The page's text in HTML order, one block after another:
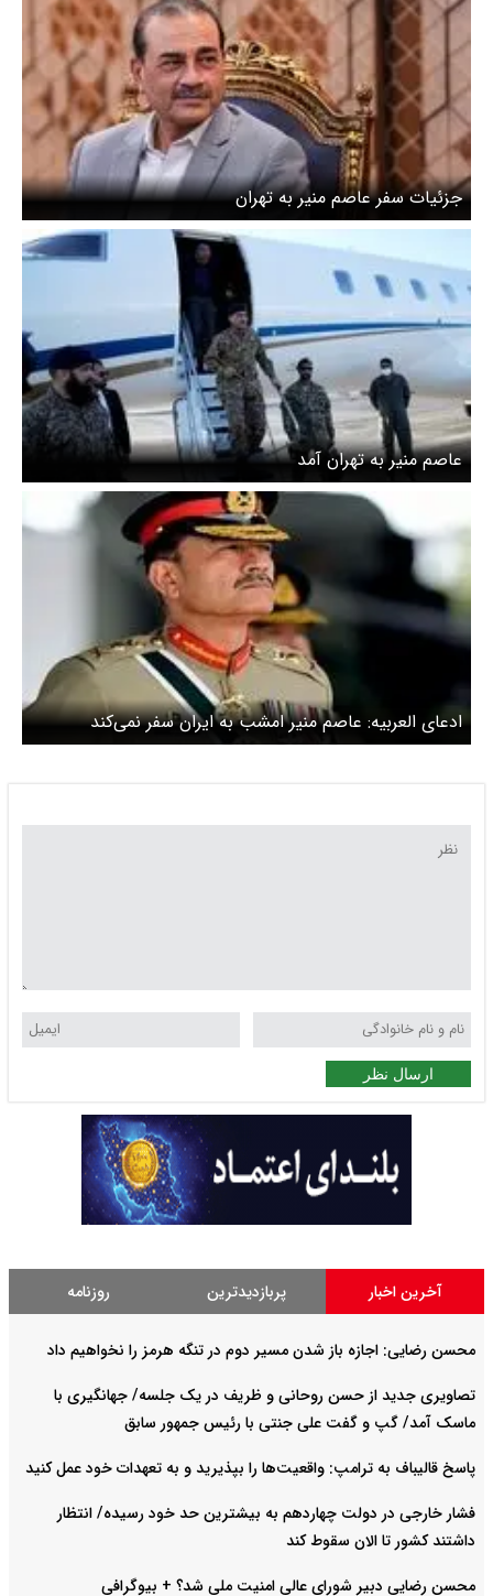
جزئیات سفر عاصم منیر به تهران
عاصم منیر به تهران آمد
ادعای العربیه: عاصم منیر امشب به ایران سفر نمی‌کند
ارسال نظر
آخرین اخبار پربازدیدترین روزنامه
محسن رضایی: اجازه باز شدن مسیر دوم در تنگه هرمز را نخواهیم داد
تصاویری جدید از حسن روحانی و ظریف در یک جلسه/ جهانگیری با
ماسک آمد/ گپ و گفت علی جنتی با رئیس جمهور سابق
پاسخ قالیباف به ترامپ: واقعیت‌ها را بپذیرید و به تعهدات خود عمل کنید
فشار خارجی در دولت چهاردهم به بیشترین حد خود رسیده/ انتظار
داشتند کشور تا الان سقوط کند
محسن رضایی دبیر شورای عالی امنیت ملی شد؟ + بیوگرافی